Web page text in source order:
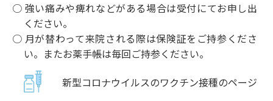
○ 強い痛みや痺れなどがある場合は受付にてお申し出
ください。
○ 月が替わって来院される際は保険証をご持参くださ
い。またお薬手帳は毎回ご持参ください。
新型コロナウイルスのワクチン接種のページ